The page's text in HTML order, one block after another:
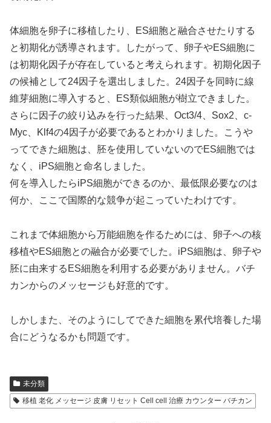
体細胞を卵子に移植したり、ES細胞と融合させたりする
と初期化が誘導されます。したがって、卵子やES細胞に
は初期化因子が存在していると考えられます。初期化因子
の候補として24因子を選出しました。24因子を同時に線
維芽細胞に導入すると、ES類似細胞が樹立できました。
さらに因子の絞り込みを行った結果、Oct3/4、Sox2、c-
Myc、Klf4の4因子が必要であるとわかりました。こうや
ってできた細胞は、胚を使用していないのでES細胞では
なく、iPS細胞と命名しました。
何を導入したらiPS細胞ができるのか、最低限必要なのは
何か、ここで国際的な競争が起こっていたわけです。
これまで体細胞から万能細胞を作るためには、卵子への核
移植やES細胞との融合が必要でした。iPS細胞は、卵子や
胚に由来するES細胞を利用する必要がありません。バチ
カンからのメッセージも好意的です。
しかしまた、そのようにしてできた細胞を累代培養した場
合にどうなるかも問題です。
未分類
移植 老化 メッセージ 皮膚 リセット Cell cell 治療 カウンター バチカン